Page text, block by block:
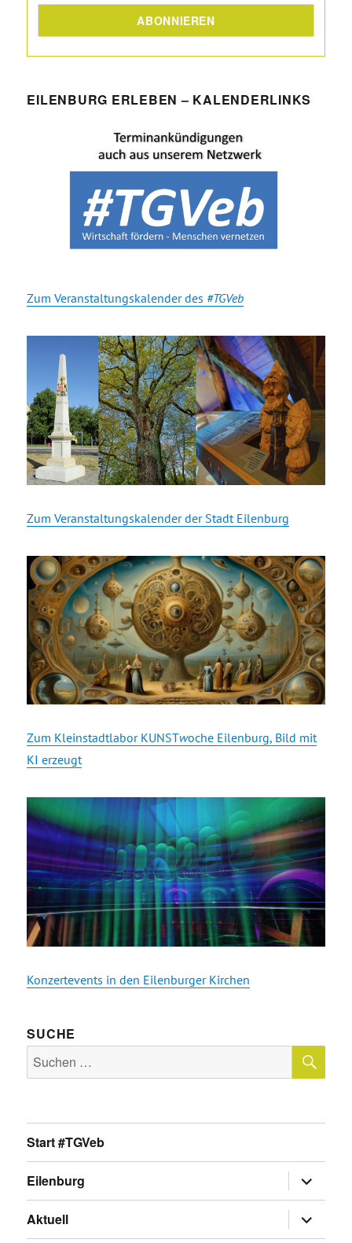
EILENBURG ERLEBEN – KALENDERLINKS
Zum Veranstaltungskalender des #TGVeb
Zum Veranstaltungskalender der Stadt Eilenburg
Zum Kleinstadtlabor KUNSTwoche Eilenburg, Bild mit
KI erzeugt
Konzertevents in den Eilenburger Kirchen
SUCHE
Suche
nach:
Start #TGVeb
Eilenburg
anzeigen
Aktuell
anzeigen